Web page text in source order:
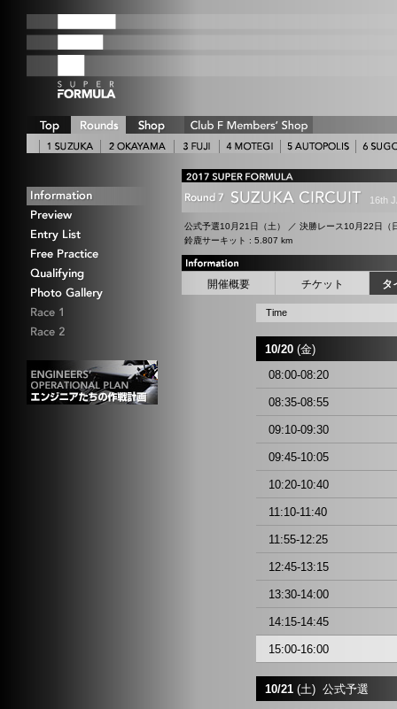
16th
公式予選10月21日（土） ／ 決勝レース10月22日（
鈴鹿サーキット : 5.807 km
開催概要 チケット タ
Time
10/20 (金)
08:00-08:20
08:35-08:55
09:10-09:30
09:45-10:05
10:20-10:40
11:10-11:40
11:55-12:25
12:45-13:15
13:30-14:00
14:15-14:45
15:00-16:00
10/21 (土) 公式予選